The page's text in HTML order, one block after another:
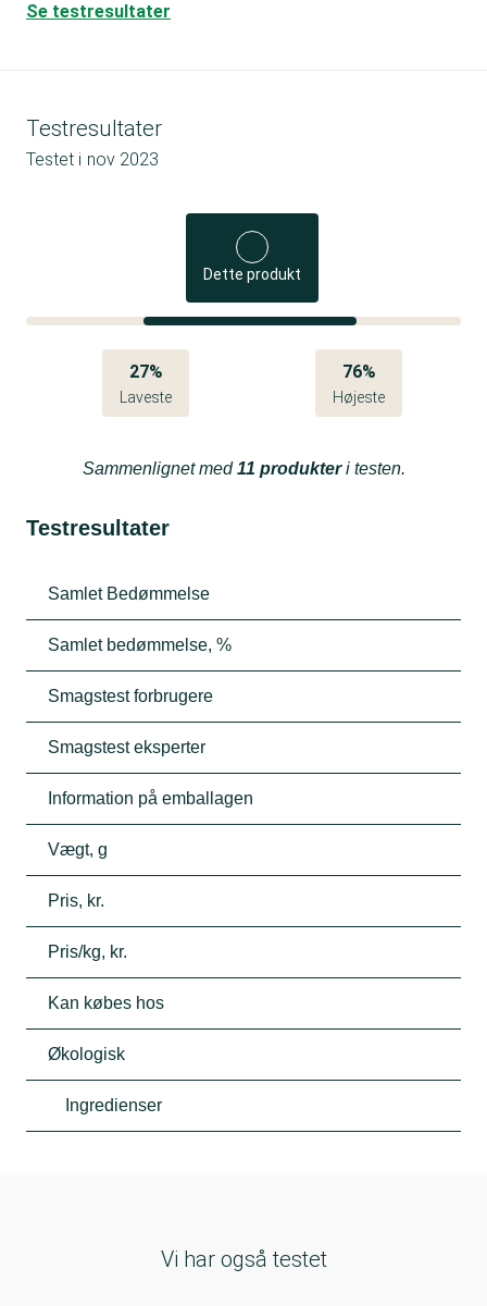
Se testresultater
Testresultater
Testet i nov 2023
Dette produkt
27%
Laveste
76%
Højeste
Sammenlignet med11 produkteri testen.
Testresultater
Samlet Bedømmelse
Samlet bedømmelse, %
Smagstest forbrugere
Smagstest eksperter
Information på emballagen
Vægt, g
Pris, kr.
Pris/kg, kr.
Kan købes hos
Økologisk
Ingredienser
Vi har også testet